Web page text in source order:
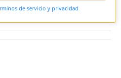
de servicio y privacidad